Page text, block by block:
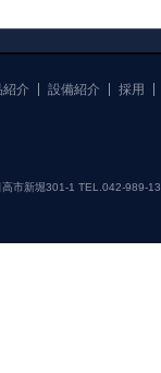
紹介 設備紹介 採用
市新堀301-1 TEL.042-989-